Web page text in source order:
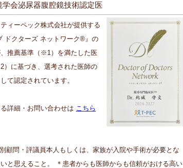
学会泌尿器腹腔鏡技術認定医
ィーペック株式会社が提供する
ドクターズ ネットワーク®』の
推薦基準（※1）を満たした医
に基づき、選考された医師の
て認定されています。
詳細・お問い合わせは こちら
顧問・評議員本人もしくは、家族が入院や手術が必要とな
と思えること。 ＊患者からも医師からも信頼がおける高い